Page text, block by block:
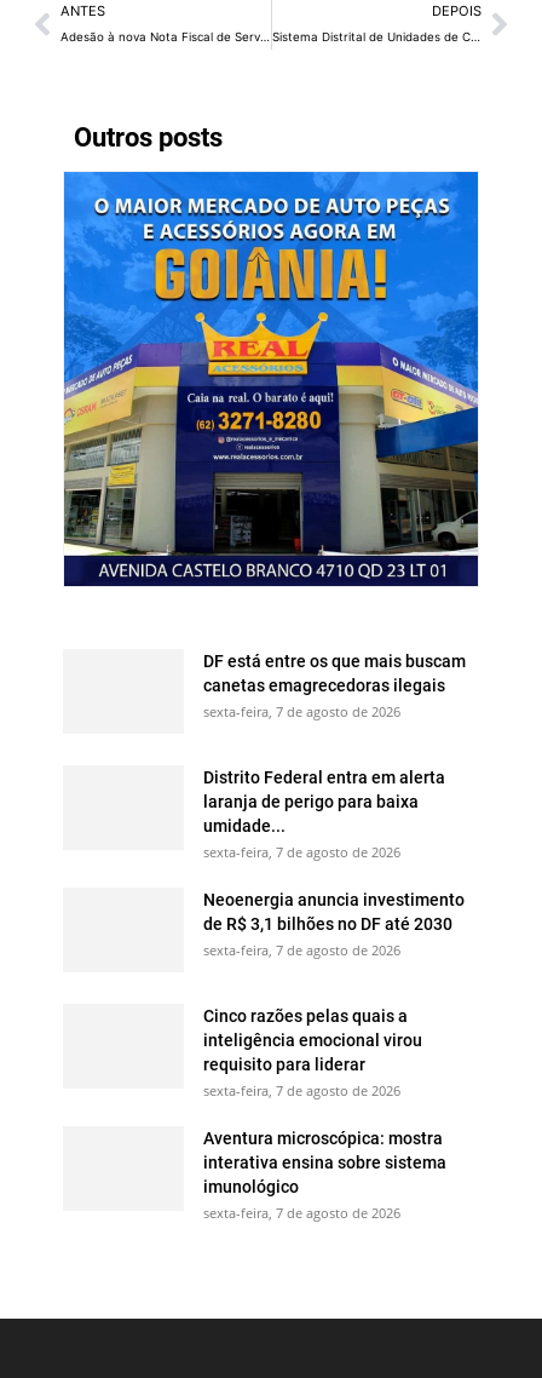
Outros posts
DF está entre os que mais buscam
canetas emagrecedoras ilegais
sexta-feira, 7 de agosto de 2026
Distrito Federal entra em alerta
laranja de perigo para baixa
umidade...
sexta-feira, 7 de agosto de 2026
Neoenergia anuncia investimento
de R$ 3,1 bilhões no DF até 2030
sexta-feira, 7 de agosto de 2026
Cinco razões pelas quais a
inteligência emocional virou
requisito para liderar
sexta-feira, 7 de agosto de 2026
Aventura microscópica: mostra
interativa ensina sobre sistema
imunológico
sexta-feira, 7 de agosto de 2026
ANTES DEPOIS
Sistema Distrital de Unidades de Conservação é apresentado a alunos de pós-graduação da UnB